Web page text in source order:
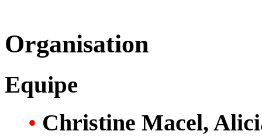
Organisation
Equipe
• Christine Macel,